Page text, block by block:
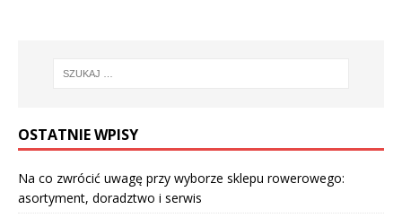
OSTATNIE WPISY
Na co zwrócić uwagę przy wyborze sklepu rowerowego:
asortyment, doradztwo i serwis